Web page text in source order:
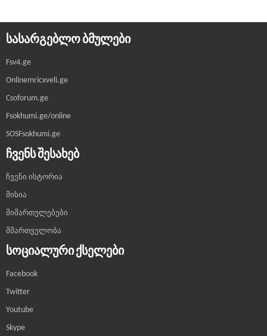
ᲡᲐᲡᲐᲠᲒᲔᲑᲚᲝ ᲑᲛᲣᲚᲔᲑᲘ
Fsv4.ge
Onlinemricxveli.ge
Csoforum.ge
Fsokhumi.ge/online
SOSFsokhumi.ge
ᲩᲕᲔᲜᲡ ᲨᲔᲡᲐᲮᲔᲑ
ჩვენი ისტორია
მისია
მიმართულებები
მმართველობა
ᲡᲝᲪᲘᲐᲚᲣᲠᲘ ᲥᲡᲔᲚᲔᲑᲘ
Facebook
Twitter
Youtube
Skype